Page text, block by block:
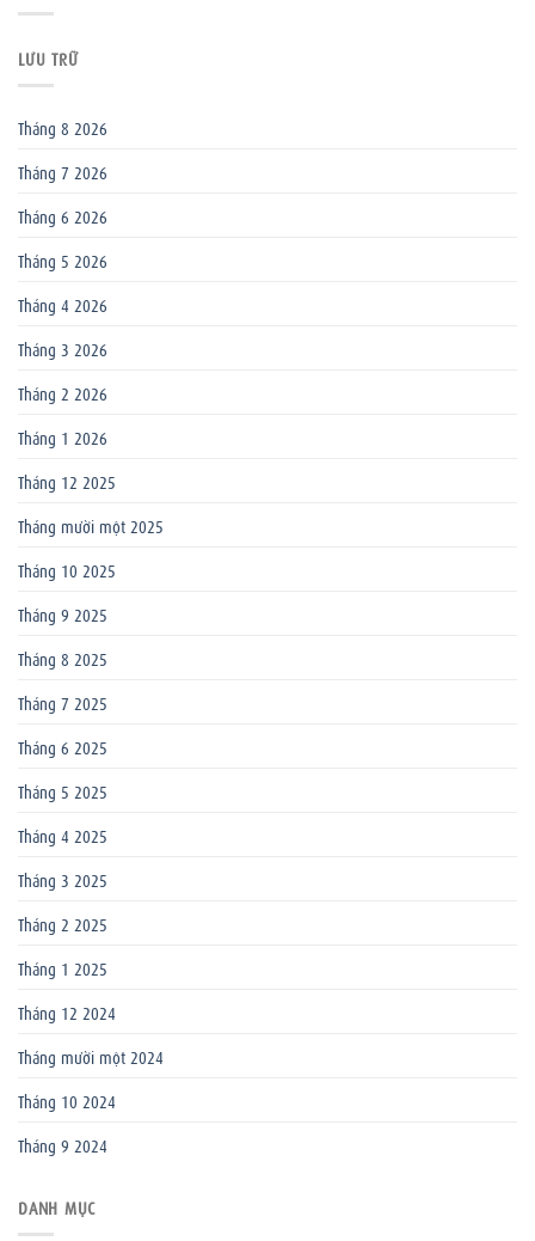
LƯU TRỮ
Tháng 8 2026
Tháng 7 2026
Tháng 6 2026
Tháng 5 2026
Tháng 4 2026
Tháng 3 2026
Tháng 2 2026
Tháng 1 2026
Tháng 12 2025
Tháng mười một 2025
Tháng 10 2025
Tháng 9 2025
Tháng 8 2025
Tháng 7 2025
Tháng 6 2025
Tháng 5 2025
Tháng 4 2025
Tháng 3 2025
Tháng 2 2025
Tháng 1 2025
Tháng 12 2024
Tháng mười một 2024
Tháng 10 2024
Tháng 9 2024
DANH MỤC